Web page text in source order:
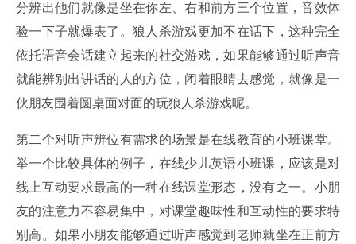
分辨出他们就像是坐在你左、右和前方三个位置，音效体
验一下子就爆表了。狼人杀游戏更加不在话下，这种完全
依托语音会话建立起来的社交游戏，如果能够通过听声音
就能辨别出讲话的人的方位，闭着眼睛去感觉，就像是一
伙朋友围着圆桌面对面的玩狼人杀游戏呢。
第二个对听声辨位有需求的场景是在线教育的小班课堂。
举一个比较具体的例子，在线少儿英语小班课，应该是对
线上互动要求最高的一种在线课堂形态，没有之一。小朋
友的注意力不容易集中，对课堂趣味性和互动性的要求特
别高。如果小朋友能够通过听声感觉到老师就坐在正前方